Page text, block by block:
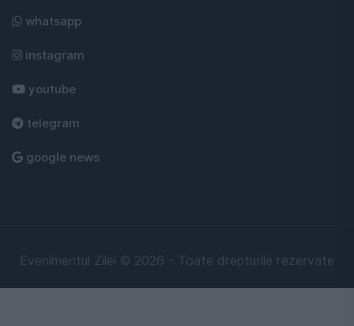
whatsapp
instagram
youtube
telegram
google news
Evenimentul Zilei © 2026 - Toate drepturile rezervate